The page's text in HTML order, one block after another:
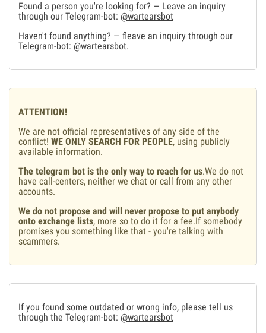
Found a person you're looking for? — Leave an inquiry
through our Telegram-bot: @wartearsbot
Haven't found anything? — fleave an inquiry through our
Telegram-bot: @wartearsbot.
ATTENTION!
We are not official representatives of any side of the
conflict! WE ONLY SEARCH FOR PEOPLE, using publicly
available information.
The telegram bot is the only way to reach for us.We do not
have call-centers, neither we chat or call from any other
accounts.
We do not propose and will never propose to put anybody
onto exchange lists, more so to do it for a fee.If somebody
promises you something like that - you're talking with
scammers.
If you found some outdated or wrong info, please tell us
through the Telegram-bot: @wartearsbot